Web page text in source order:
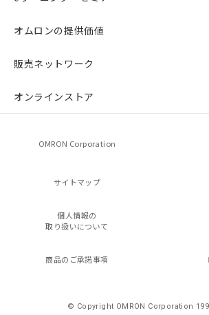
オムロンの提供価値
販売ネットワーク
オンラインストア
OMRON Corporation
サイトマップ
個人情報の
取り扱いについて
商品のご承諾事項
© Copyright OMRON Corporation